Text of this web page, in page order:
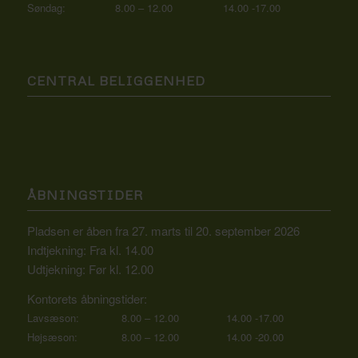
Søndag:
8.00 – 12.00 14.00 -17.00
CENTRAL BELIGGENHED
ÅBNINGSTIDER
Pladsen er åben fra 27. marts til 20. september 2026
Indtjekning: Fra kl. 14.00
Udtjekning: Før kl. 12.00
Kontorets åbningstider:
Lavsæson: 8.00 – 12.00
14.00 -17.00
Højsæson:
8.00 – 12.00 14.00 -20.00